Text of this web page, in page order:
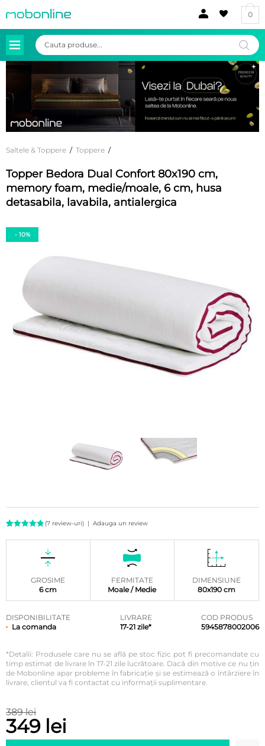
0
Products
search
Saltele & Toppere / Toppere /
Topper Bedora Dual Confort 80x190 cm,
memory foam, medie/moale, 6 cm, husa
detasabila, lavabila, antialergica
- 10%
(7 review-uri) | Adauga un review
GROSIME
6 cm
FERMITATE
Moale / Medie
DIMENSIUNE
80x190 cm
DISPONIBILITATE
La comanda
LIVRARE
17-21 zile*
COD PRODUS
5945878002006
*Detalii: Produsele care nu se află pe stoc fizic pot fi precomandate cu
timp estimat de livrare în 17-21 zile lucrătoare. Dacă din motive ce nu țin
de Mobonline apar probleme în fabricație și se estimează o întârziere în
livrare, clientul va fi contactat cu informații suplimentare.
389 lei
349 lei